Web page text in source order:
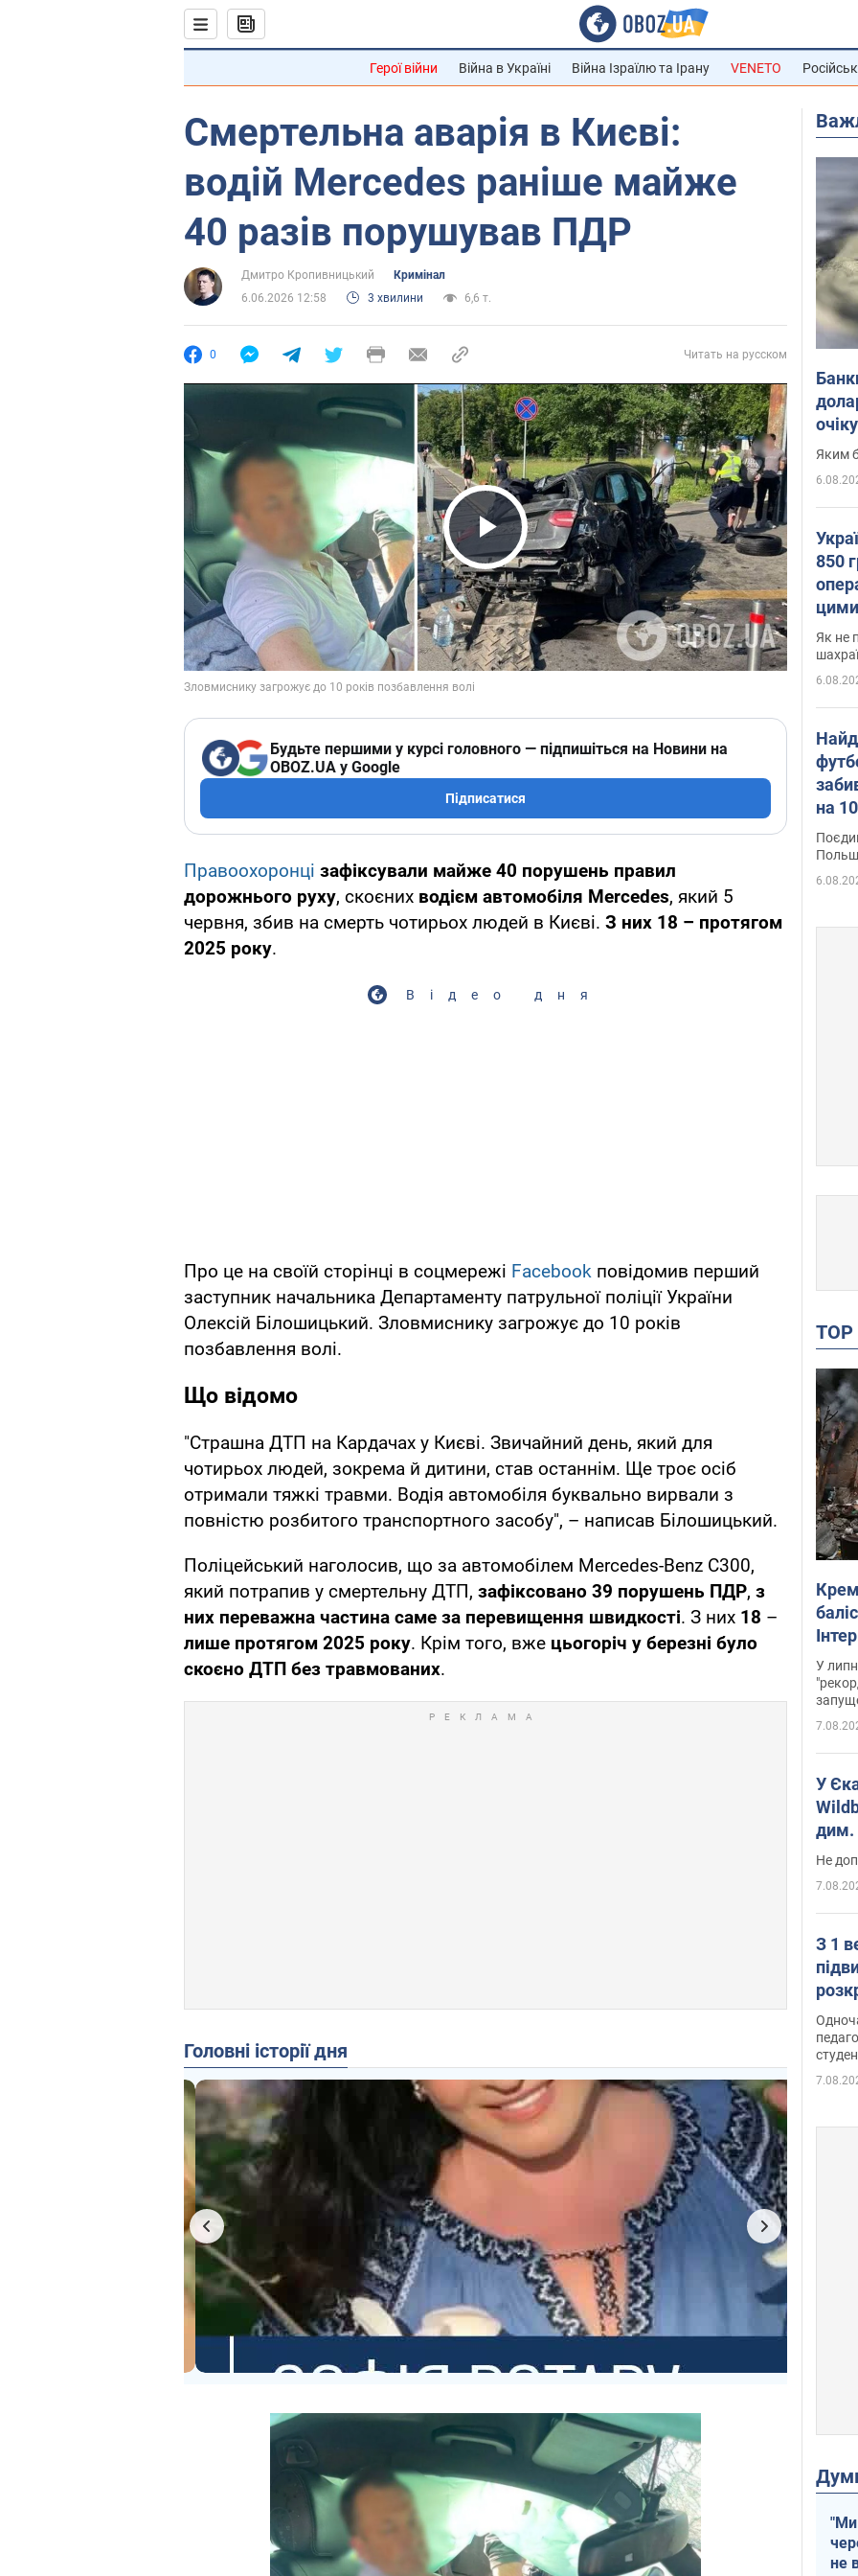
Герої війни Війна в Україні Війна Ізраїлю та Ірану VENETO
Смертельна аварія в Києві:
водій Mercedes раніше майже
40 разів порушував ПДР
Дмитро Кропивницький
Кримінал
6.06.2026 12:58
3 хвилини 6,6 т.
0 Читать на русском
Play Video
Будьте першими у курсі головного — підпишіться на Новини на
OBOZ.UA у Google
Підписатися
Правоохоронці зафіксували майже 40 порушень правил
дорожнього руху, скоєних водієм автомобіля Mercedes, який 5
червня, збив на смерть чотирьох людей в Києві. З них 18 – протягом
2025 року.
Відео дня
Про це на своїй сторінці в соцмережі Facebook повідомив перший
заступник начальника Департаменту патрульної поліції України
Олексій Білошицький. Зловмиснику загрожує до 10 років
позбавлення волі.
Що відомо
"Страшна ДТП на Кардачах у Києві. Звичайний день, який для
чотирьох людей, зокрема й дитини, став останнім. Ще троє осіб
отримали тяжкі травми. Водія автомобіля буквально вирвали з
повністю розбитого транспортного засобу", – написав Білошицький.
Поліцейський наголосив, що за автомобілем Mercedes-Benz C300,
який потрапив у смертельну ДТП, зафіксовано 39 порушень ПДР, з
них переважна частина саме за перевищення швидкості. З них 18 –
лише протягом 2025 року. Крім того, вже цьогоріч у березні було
скоєно ДТП без травмованих.
Головні історії дня
Яким
850
Як не
на
Відео
У
У
дим.
Не
З 1
"Ми
не